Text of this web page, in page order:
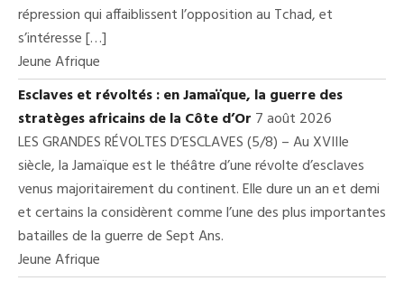
répression qui affaiblissent l’opposition au Tchad, et
s’intéresse […]
Jeune Afrique
Esclaves et révoltés : en Jamaïque, la guerre des
stratèges africains de la Côte d’Or 7 août 2026
LES GRANDES RÉVOLTES D’ESCLAVES (5/8) – Au XVIIIe
siècle, la Jamaïque est le théâtre d’une révolte d’esclaves
venus majoritairement du continent. Elle dure un an et demi
et certains la considèrent comme l’une des plus importantes
batailles de la guerre de Sept Ans.
Jeune Afrique